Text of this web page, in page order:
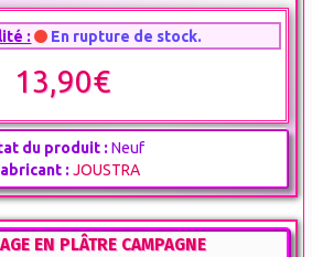
: En rupture de stock.
13,90€
du produit : Neuf
: JOUSTRA
EN PLÂTRE CAMPAGNE